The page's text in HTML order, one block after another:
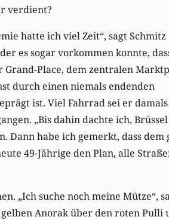
verdient?
hatte ich viel Zeit“, sagt Schmitz
es sogar vorkommen konnte,
Grand-Place, dem zentralen
durch einen niemals endenden
ist. Viel Fahrrad sei er damals
„Bis dahin dachte ich, Brüssel
Dann habe ich gemerkt, dass dem
49-Jährige den Plan, alle
„Ich suche noch meine Mütze“,
Anorak über den roten Pulli